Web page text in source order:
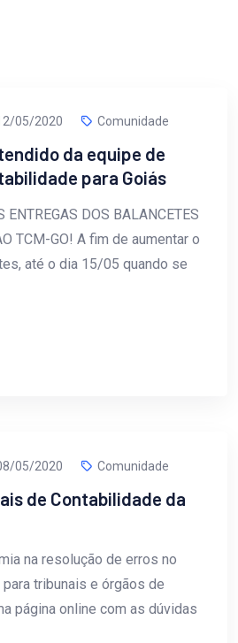
05/2020 Comunidade
da equipe de
para Goiás
ENTREGAS DOS BALANCETES
TCM-GO! A fim de aumentar o
até o dia 15/05 quando se
05/2020 Comunidade
de Contabilidade da
na resolução de erros no
tribunais e órgãos de
página online com as dúvidas